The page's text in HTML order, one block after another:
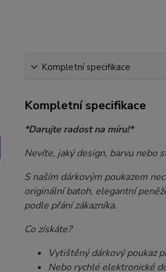
Kompletní specifikace
Kompletní specifikace
*Darujte radost na míru!*
Nevíte, jaký design, barvu nebo
S naším dárkovým poukazem
originální batoh, elegantní
podle přání zákazníka.
Co získáte?
Vytištěný dárkový poukaz
Nebo rychlé elektronické